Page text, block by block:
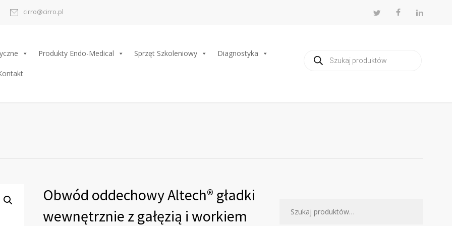
cirro@cirro.pl
Produkty Endo-Medical Sprzęt Szkoleniowy Diagnostyka
produktów
Obwód oddechowy Altech® gładki
wewnętrznie z gałęzią i workiem